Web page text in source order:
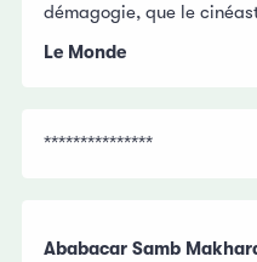
démagogie, que le
Le Monde
***************
Ababacar Samb